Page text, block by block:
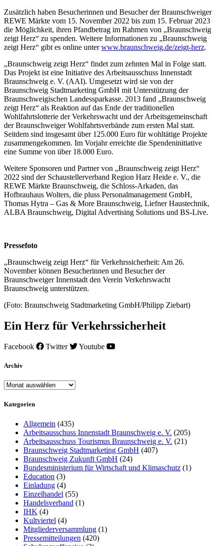
Zusätzlich haben Besucherinnen und Besucher der Braunschweiger
REWE Märkte vom 15. November 2022 bis zum 15. Februar 2023
die Möglichkeit, ihren Pfandbetrag im Rahmen von „Braunschweig
zeigt Herz“ zu spenden. Weitere Informationen zu „Braunschweig
zeigt Herz“ gibt es online unterwww.braunschweig.de/zeigt-herz.
„Braunschweig zeigt Herz“ findet zum zehnten Mal in Folge statt.
Das Projekt ist eine Initiative des Arbeitsausschuss Innenstadt
Braunschweig e. V. (AAI). Umgesetzt wird sie von der
Braunschweig Stadtmarketing GmbH mit Unterstützung der
Braunschweigischen Landessparkasse. 2013 fand „Braunschweig
zeigt Herz“ als Reaktion auf das Ende der traditionellen
Wohlfahrtslotterie der Verkehrswacht und der Arbeitsgemeinschaft
der Braunschweiger Wohlfahrtsverbände zum ersten Mal statt.
Seitdem sind insgesamt über 125.000 Euro für wohltätige Projekte
zusammengekommen. Im Vorjahr erreichte die Spendeninitiative
eine Summe von über 18.000 Euro.
Weitere Sponsoren und Partner von „Braunschweig zeigt Herz“
2022 sind der Schaustellerverband Region Harz Heide e. V., die
REWE Märkte Braunschweig, die Schloss-Arkaden, das
Hofbrauhaus Wolters, die pluss Personalmanagement GmbH,
Thomas Hytra – Gas & More Braunschweig, Liefner Haustechnik,
ALBA Braunschweig, Digital Advertising Solutions und BS-Live.
Pressefoto
„Braunschweig zeigt Herz“ für Verkehrssicherheit: Am 26.
November können Besucherinnen und Besucher der
Braunschweiger Innenstadt den Verein Verkehrswacht
Braunschweig unterstützen.
(Foto: Braunschweig Stadtmarketing GmbH/Philipp Ziebart)
Ein Herz für Verkehrssicherheit
Facebook Twitter Youtube
Archiv
Archiv
Kategorien
Allgemein (435)
Arbeitsausschuss Innenstadt Braunschweig e. V. (205)
Arbeitsausschuss Tourismus Braunschweig e. V. (21)
Braunschweig Stadtmarketing GmbH (407)
Braunschweig Zukunft GmbH (24)
Bundesministerium für Wirtschaft und Klimaschutz (1)
Education (3)
Einladung (4)
Einzelhandel (55)
Handelsverband (1)
IHK (4)
Kultviertel (4)
Mitgliederversammlung (1)
Pressemitteilungen (420)